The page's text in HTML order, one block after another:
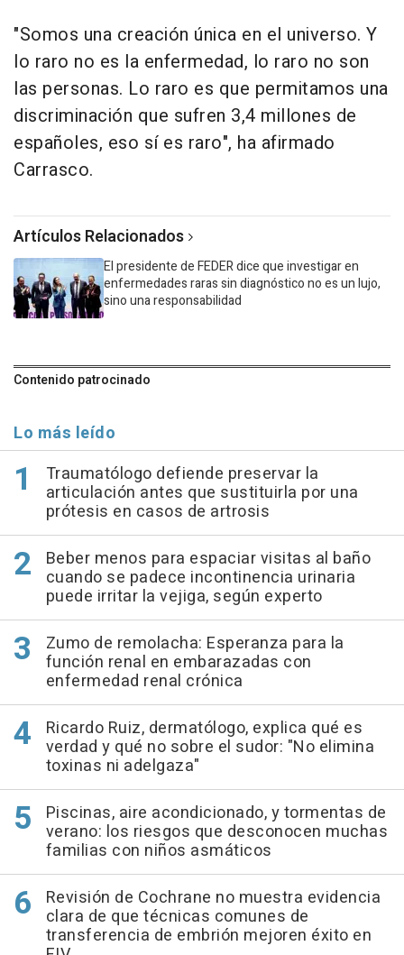
"Somos una creación única en el universo. Y
lo raro no es la enfermedad, lo raro no son
las personas. Lo raro es que permitamos una
discriminación que sufren 3,4 millones de
españoles, eso sí es raro", ha afirmado
Carrasco.
Artículos Relacionados
El presidente de FEDER dice que investigar en
enfermedades raras sin diagnóstico no es un lujo,
sino una responsabilidad
Contenido patrocinado
Lo más leído
Traumatólogo defiende preservar la
articulación antes que sustituirla por una
prótesis en casos de artrosis
Beber menos para espaciar visitas al baño
cuando se padece incontinencia urinaria
puede irritar la vejiga, según experto
Zumo de remolacha: Esperanza para la
función renal en embarazadas con
enfermedad renal crónica
Ricardo Ruiz, dermatólogo, explica qué es
verdad y qué no sobre el sudor: "No elimina
toxinas ni adelgaza"
Piscinas, aire acondicionado, y tormentas de
verano: los riesgos que desconocen muchas
familias con niños asmáticos
Revisión de Cochrane no muestra evidencia
clara de que técnicas comunes de
transferencia de embrión mejoren éxito en